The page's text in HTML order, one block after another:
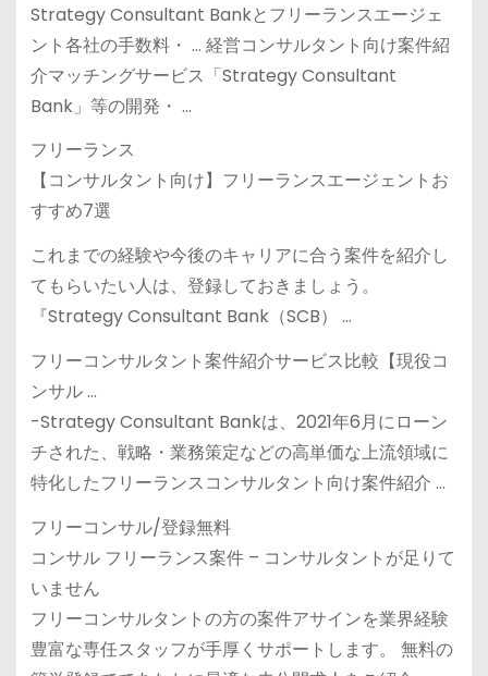
Strategy Consultant Bankとフリーランスエージェ
ント各社の手数料・ … 経営コンサルタント向け案件紹
介マッチングサービス「Strategy Consultant
Bank」等の開発・ …
フリーランス
【コンサルタント向け】フリーランスエージェントお
すすめ7選
これまでの経験や今後のキャリアに合う案件を紹介し
てもらいたい人は、登録しておきましょう。
『Strategy Consultant Bank（SCB） …
フリーコンサルタント案件紹介サービス比較【現役コ
ンサル …
-Strategy Consultant Bankは、2021年6月にローン
チされた、戦略・業務策定などの高単価な上流領域に
特化したフリーランスコンサルタント向け案件紹介 …
フリーコンサル/登録無料
コンサル フリーランス案件 – コンサルタントが足りて
いません
フリーコンサルタントの方の案件アサインを業界経験
豊富な専任スタッフが手厚くサポートします。 無料の